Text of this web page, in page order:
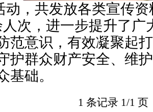
动，共发放各类宣传
人次，进一步提升了广
范意识，有效凝聚起
护群众财产安全、维
基础。
1 条记录 1/1 页